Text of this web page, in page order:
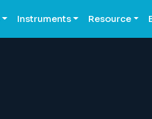
Instruments Resource